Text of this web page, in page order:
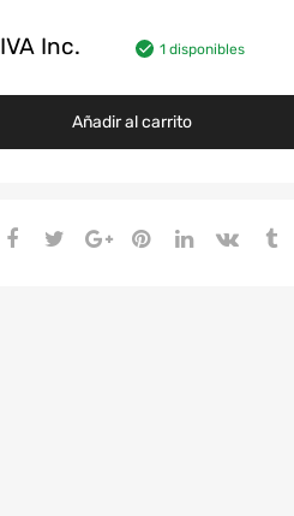
IVA Inc. 1 disponibles
Añadir al carrito